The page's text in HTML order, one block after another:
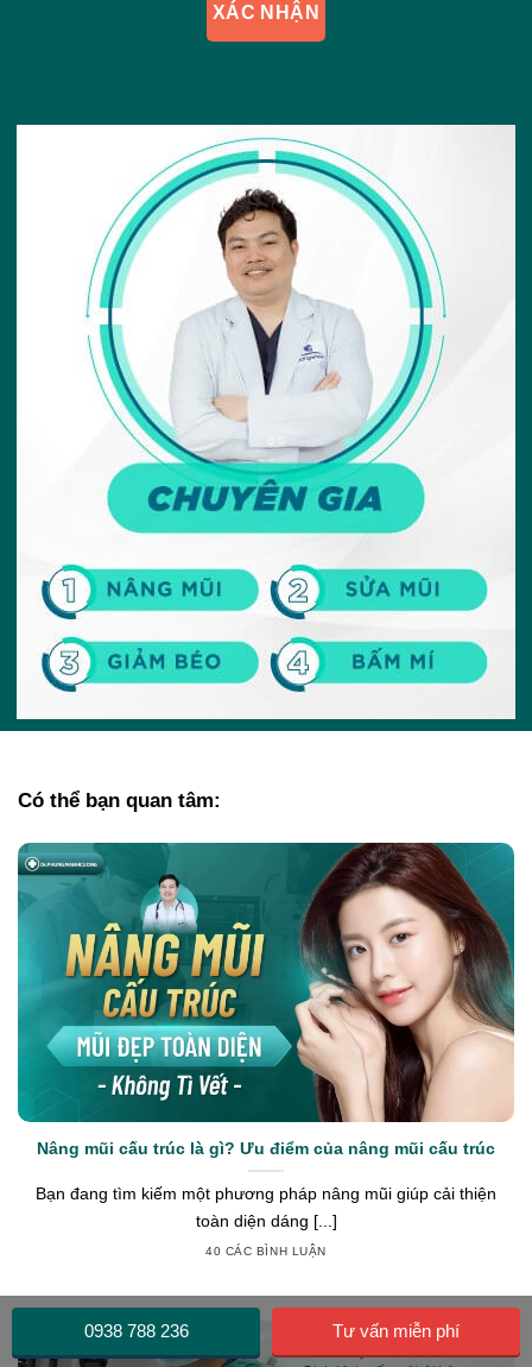
XÁC NHẬN
Có thể bạn quan tâm:
Nâng mũi cấu trúc là gì? Ưu điểm của nâng mũi cấu trúc
Bạn đang tìm kiếm một phương pháp nâng mũi giúp cải thiện
toàn diện dáng [...]
40 CÁC BÌNH LUẬN
0938 788 236 Tư vấn miễn phí